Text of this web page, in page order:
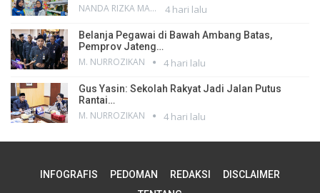
NANDA RIZKA MAHENDRA 4 hari lalu
Belanja Pegawai di Bawah Ambang Batas,
Pemprov Jateng…
M. NURROZIKAN 4 hari lalu
Gus Yasin: Sekolah Rakyat Jadi Jalan Putus
Rantai…
M. NURROZIKAN 4 hari lalu
INFOGRAFIS PEDOMAN REDAKSI
DISCLAIMER